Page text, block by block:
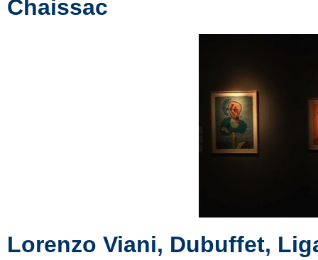
Chaissac
Lorenzo Viani, Dubuffet,